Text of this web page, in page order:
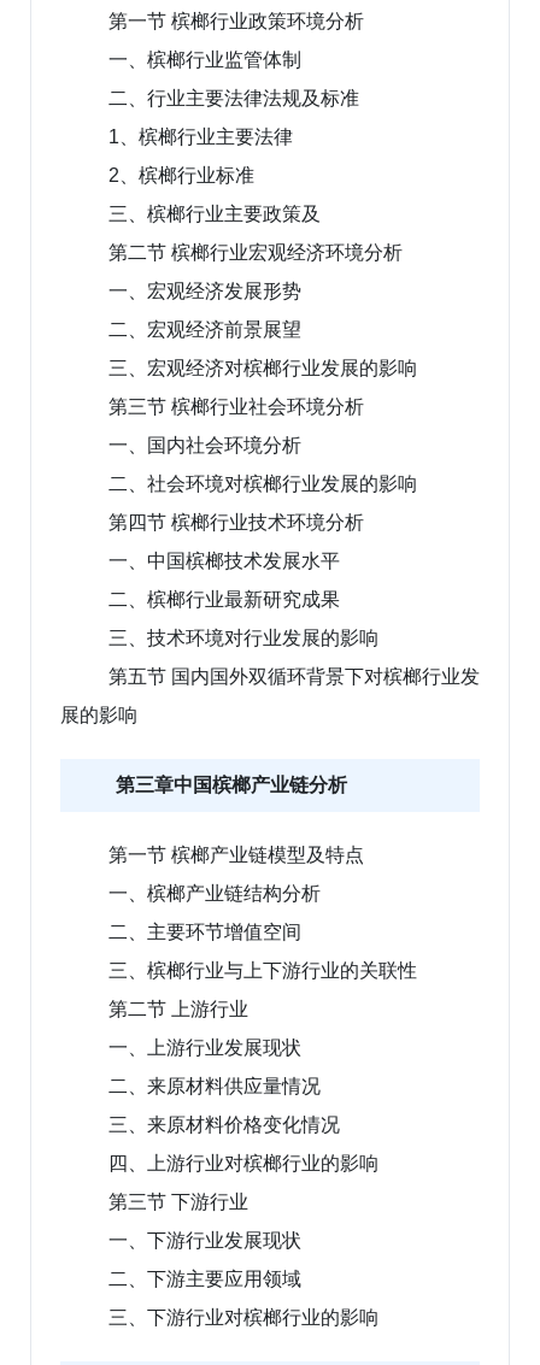
第一节 槟榔行业政策环境分析
一、槟榔行业监管体制
二、行业主要法律法规及标准
1、槟榔行业主要法律
2、槟榔行业标准
三、槟榔行业主要政策及
第二节 槟榔行业宏观经济环境分析
一、宏观经济发展形势
二、宏观经济前景展望
三、宏观经济对槟榔行业发展的影响
第三节 槟榔行业社会环境分析
一、国内社会环境分析
二、社会环境对槟榔行业发展的影响
第四节 槟榔行业技术环境分析
一、中国槟榔技术发展水平
二、槟榔行业最新研究成果
三、技术环境对行业发展的影响
第五节 国内国外双循环背景下对槟榔行业发
展的影响
第三章中国槟榔产业链分析
第一节 槟榔产业链模型及特点
一、槟榔产业链结构分析
二、主要环节增值空间
三、槟榔行业与上下游行业的关联性
第二节 上游行业
一、上游行业发展现状
二、来原材料供应量情况
三、来原材料价格变化情况
四、上游行业对槟榔行业的影响
第三节 下游行业
一、下游行业发展现状
二、下游主要应用领域
三、下游行业对槟榔行业的影响